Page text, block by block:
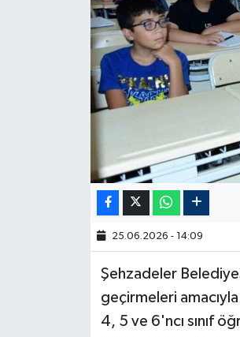
25.06.2026 - 14:09
Şehzadeler
geçirmeleri
4, 5 ve 6'ncı sınıf